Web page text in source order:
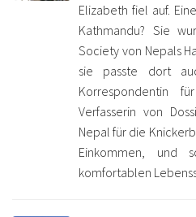
Elizabeth fiel auf.
Kathmandu? Sie
Society von Nepals
sie passte dort
Korrespondentin
Verfasserin von
Nepal für die
Einkommen, und
komfortablen